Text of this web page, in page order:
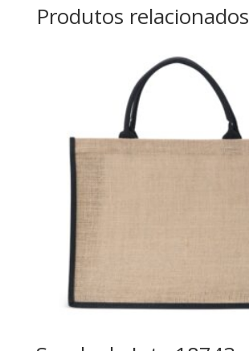
Produtos relacionados